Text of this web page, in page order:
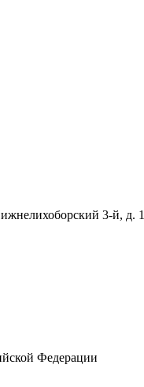
3-й, д.
Федерации